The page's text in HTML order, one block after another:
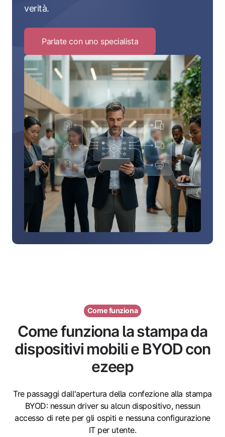
verità.
Parlate con uno specialista
to
Parlate
con
uno
specialista
Come funziona
Come funziona la stampa da
dispositivi mobili e BYOD con
ezeep
Tre passaggi dall'apertura della confezione alla stampa
BYOD: nessun driver su alcun dispositivo, nessun
accesso di rete per gli ospiti e nessuna configurazione
IT per utente.